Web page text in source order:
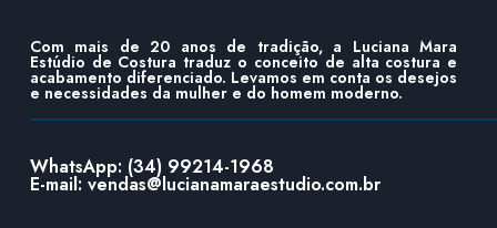
Com mais de 20 anos de tradição, a Luciana Mara
Estúdio de Costura traduz o conceito de alta costura e
acabamento diferenciado. Levamos em conta os desejos
e necessidades da mulher e do homem moderno.
WhatsApp: (34) 99214-1968
E-mail: vendas@lucianamaraestudio.com.br